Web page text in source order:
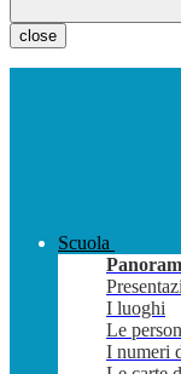
close
Scuola
I luoghi
Le
I numeri